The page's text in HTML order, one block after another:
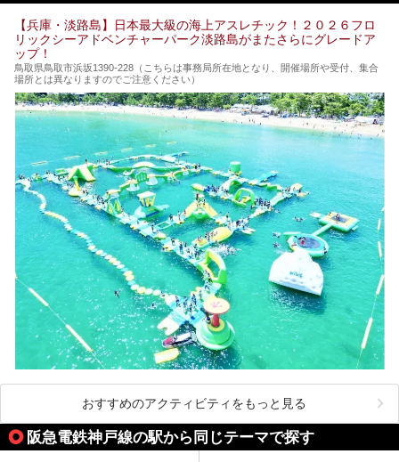
【兵庫・淡路島】日本最大級の海上アスレチック！２０２６フロ
リックシーアドベンチャーパーク淡路島がまたさらにグレードア
ップ！
鳥取県鳥取市浜坂1390‐228（こちらは事務局所在地となり、開催場所や受付、集合
場所とは異なりますのでご注意ください）
おすすめのアクティビティをもっと見る
阪急電鉄神戸線の駅から同じテーマで探す